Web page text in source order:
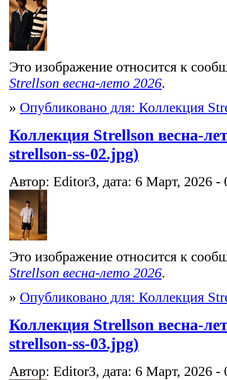
Это изображение относится к
Strellson весна-лето 2026.
» Опубликовано для: Коллекция
Коллекция Strellson весна-
strellson-ss-02.jpg)
Автор: Editor3, дата: 6 Март, 2026 -
Это изображение относится к
Strellson весна-лето 2026.
» Опубликовано для: Коллекция
Коллекция Strellson весна-
strellson-ss-03.jpg)
Автор: Editor3, дата: 6 Март, 2026 -